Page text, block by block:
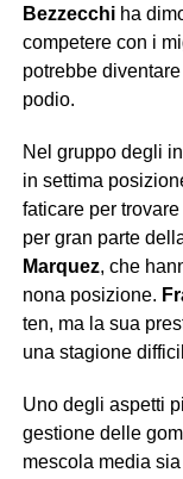
Bezzecchiha
competere con i
potrebbe
podio.
Nel gruppo degli
in settima
faticare per
per gran parte
Marquez, che
nona posizione.
ten, ma la sua
una stagione
Uno degli aspetti
gestione delle
mescola media